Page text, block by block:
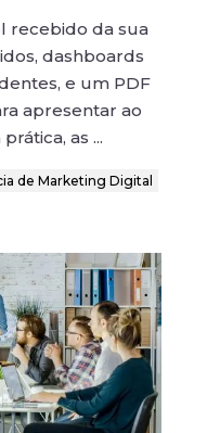
recebido da sua
dashboards
e um PDF
apresentar ao
as ...
de Marketing Digital